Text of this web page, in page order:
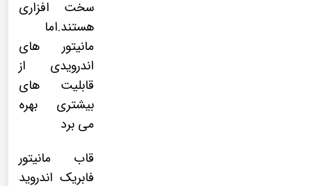
سخت افزاری
هستند.اما
مانیتور های
اندرویدی از
قابلیت های
بیشتری بهره
می برد
قاب مانیتور
فابریک اندروید